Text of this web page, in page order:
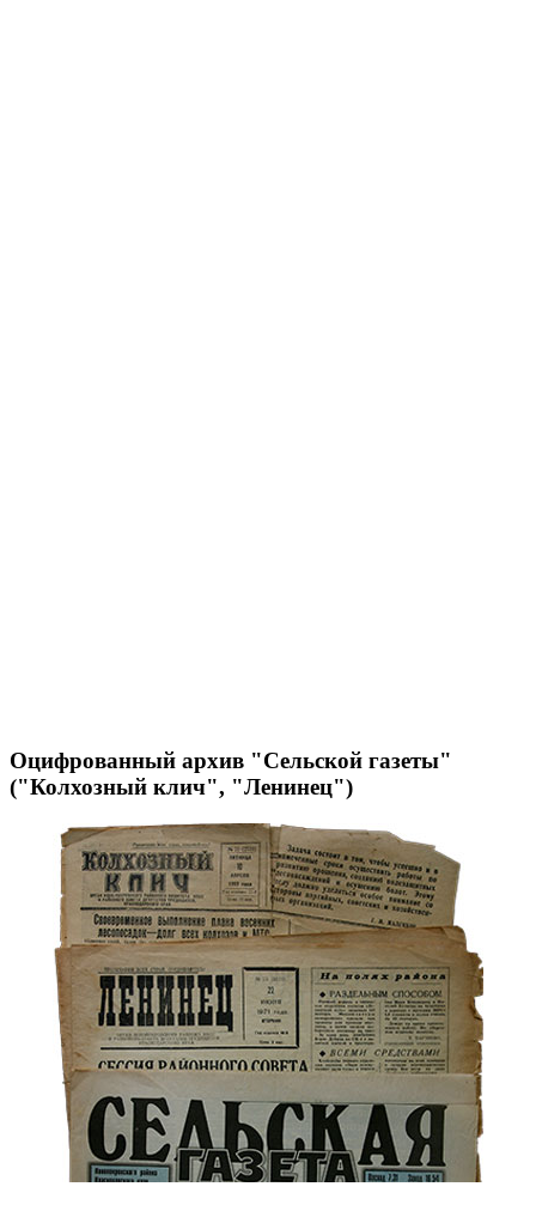
Оцифрованный архив "Сельской газеты"
("Колхозный клич", "Ленинец")